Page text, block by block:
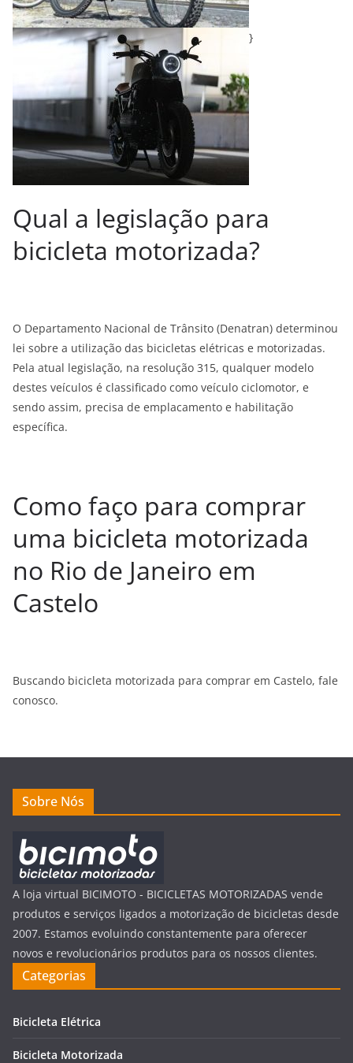
}
Qual a legislação para
bicicleta motorizada?
O Departamento Nacional de Trânsito (Denatran) determinou
lei sobre a utilização das bicicletas elétricas e motorizadas.
Pela atual legislação, na resolução 315, qualquer modelo
destes veículos é classificado como veículo ciclomotor, e
sendo assim, precisa de emplacamento e habilitação
específica.
Como faço para comprar
uma bicicleta motorizada
no Rio de Janeiro em
Castelo
Buscando bicicleta motorizada para comprar em Castelo, fale
conosco.
Sobre Nós
A loja virtual BICIMOTO - BICICLETAS MOTORIZADAS vende
produtos e serviços ligados a motorização de bicicletas desde
2007. Estamos evoluindo constantemente para oferecer
novos e revolucionários produtos para os nossos clientes.
Categorias
Bicicleta Elétrica
Bicicleta Motorizada